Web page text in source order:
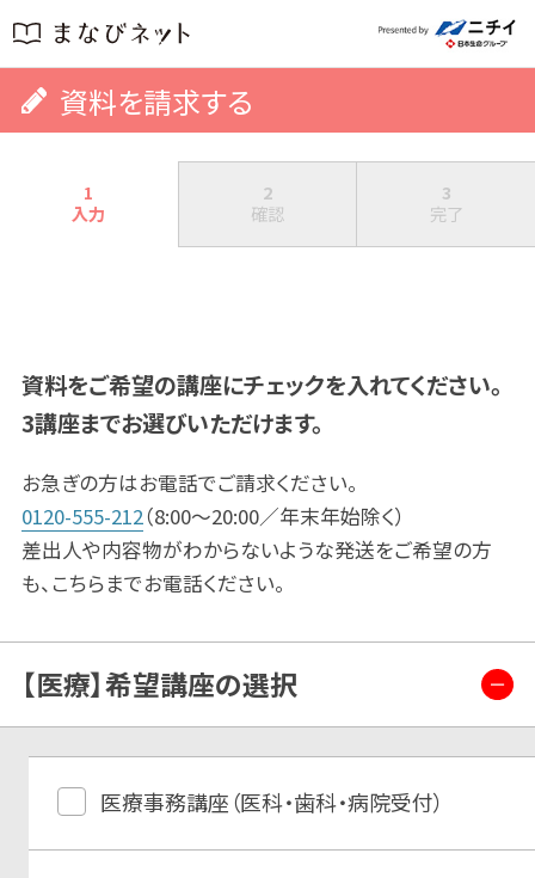
資料を請求する
1
入力
2
確認
3
完了
資料をご希望の講座にチェックを入れてください。
3講座までお選びいただけます。
お急ぎの方はお電話でご請求ください。
0120-555-212（8:00～20:00／年末年始除く）
差出人や内容物がわからないような発送をご希望の方
も、こちらまでお電話ください。
【医療】希望講座の選択
医療事務講座（医科・歯科・病院受付）